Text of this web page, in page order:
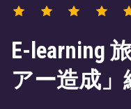
E-learning
アー造成」